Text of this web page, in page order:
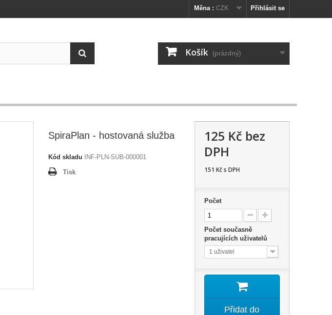
Přihlásit se
Měna : CZK
Košík (prázdný)
SpiraPlan - hostovaná služba
Kód skladu INF-PLN-SUB-000001
Tisk
125 Kčbez
DPH
151 Kčs DPH
Počet
Počet současně
pracujících uživatelů
1 uživatel
Přidat do